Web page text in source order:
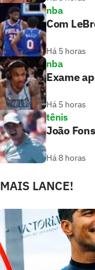
nba
Com
Há 5 horas
nba
Exame
Há 5 horas
tênis
João
Há 8 horas
MAIS LANCE!